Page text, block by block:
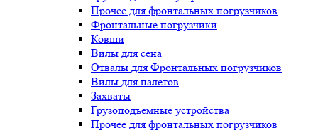
Прочее для фронтальных погрузчиков
Фронтальные погрузчики
Ковши
Вилы для сена
Отвалы для Фронтальных погрузчиков
Вилы для палетов
Захваты
Грузоподъемные устройства
Прочее для фронтальных погрузчиков